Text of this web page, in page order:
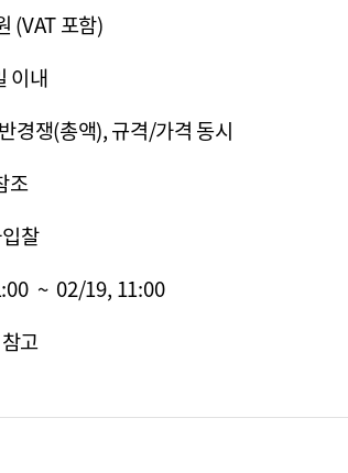
(VAT 포함)
이내
경쟁(총액), 규격/가격 동시
조
찰
~ 02/19, 11:00
고